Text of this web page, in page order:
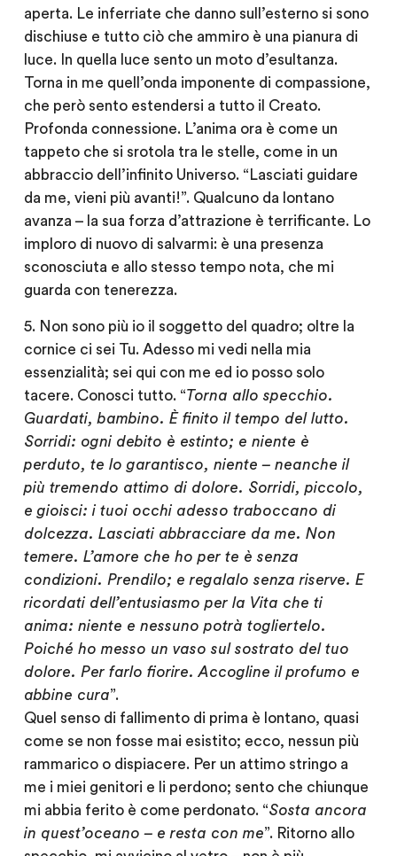
aperta. Le inferriate che danno sull’esterno si sono
dischiuse e tutto ciò che ammiro è una pianura di
luce. In quella luce sento un moto d’esultanza.
Torna in me quell’onda imponente di compassione,
che però sento estendersi a tutto il Creato.
Profonda connessione. L’anima ora è come un
tappeto che si srotola tra le stelle, come in un
abbraccio dell’infinito Universo. “Lasciati guidare
da me, vieni più avanti!”. Qualcuno da lontano
avanza – la sua forza d’attrazione è terrificante. Lo
imploro di nuovo di salvarmi: è una presenza
sconosciuta e allo stesso tempo nota, che mi
guarda con tenerezza.
5. Non sono più io il soggetto del quadro; oltre la
cornice ci sei Tu. Adesso mi vedi nella mia
essenzialità; sei qui con me ed io posso solo
tacere. Conosci tutto. “Torna allo specchio.
Guardati, bambino. È finito il tempo del lutto.
Sorridi: ogni debito è estinto; e niente è
perduto, te lo garantisco, niente – neanche il
più tremendo attimo di dolore. Sorridi, piccolo,
e gioisci: i tuoi occhi adesso traboccano di
dolcezza. Lasciati abbracciare da me. Non
temere. L’amore che ho per te è senza
condizioni. Prendilo; e regalalo senza riserve. E
ricordati dell’entusiasmo per la Vita che ti
anima: niente e nessuno potrà togliertelo.
Poiché ho messo un vaso sul sostrato del tuo
dolore. Per farlo fiorire. Accogline il profumo e
abbine cura”.
Quel senso di fallimento di prima è lontano, quasi
come se non fosse mai esistito; ecco, nessun più
rammarico o dispiacere. Per un attimo stringo a
me i miei genitori e li perdono; sento che chiunque
mi abbia ferito è come perdonato. “Sosta ancora
in quest’oceano – e resta con me”. Ritorno allo